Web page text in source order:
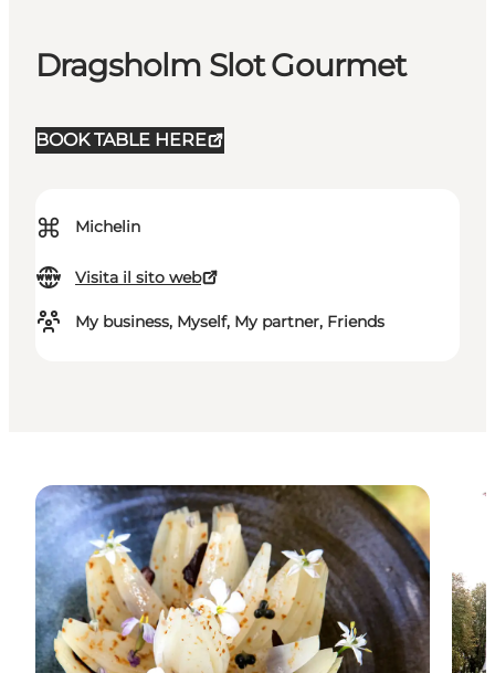
Dragsholm Slot Gourmet
BOOK TABLE HERE
⌘ Michelin
Visita il sito web
My business, Myself, My partner, Friends